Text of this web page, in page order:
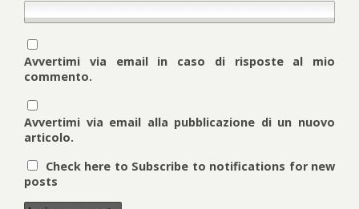
Avvertimi via email in caso di risposte al mio
commento.
Avvertimi via email alla pubblicazione di un nuovo
articolo.
Check here to Subscribe to notifications for new
posts